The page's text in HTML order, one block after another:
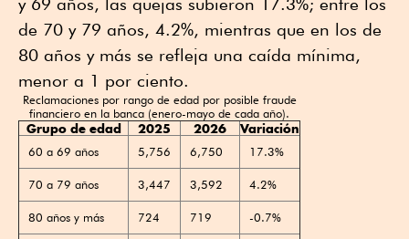
de 70 y 79 años, 4.2%, mientras que en los de
80 años y más se refleja una caída mínima,
menor a 1 por ciento.
Reclamaciones por rango de edad por posible fraude
financiero en la banca (enero-mayo de cada año).
Grupo de edad 2025 2026 Variación
60 a 69 años 5,756 6,750 17.3%
70 a 79 años 3,447 3,592 4.2%
80 años y más 724 719 -0.7%